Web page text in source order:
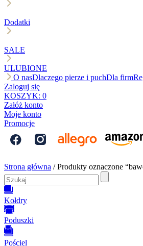
Dodatki
SALE
ULUBIONE
O nasDlaczego pierze i puchDla firm
Zaloguj się
KOSZYK: 0
Załóż konto
Moje konto
Promocje
Strona główna / Produkty oznaczone
Kołdry
Poduszki
Pościel